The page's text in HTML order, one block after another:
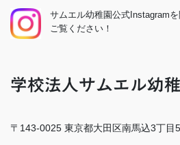
サムエル幼稚園公式Instagram
ご覧ください！
学校法人サムエル幼
〒143-0025 東京都大田区南馬込3丁目